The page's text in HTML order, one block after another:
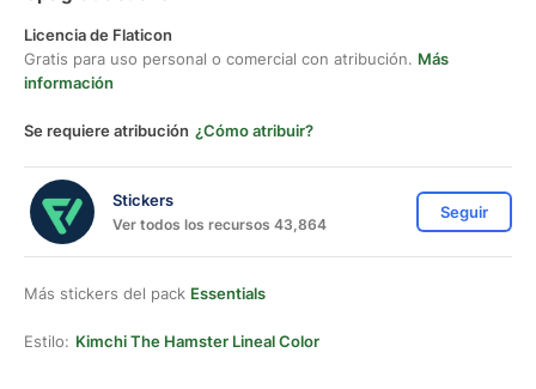
Licencia de Flaticon
Gratis para uso personal o comercial con atribución. Más
información
Se requiere atribución ¿Cómo atribuir?
Stickers
Ver todos los recursos 43,864
Seguir
Más stickers del pack Essentials
Estilo: Kimchi The Hamster Lineal Color